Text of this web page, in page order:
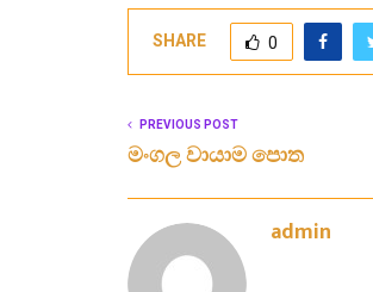
SHARE 0
PREVIOUS POST
මංගල වායාම පොත
admin